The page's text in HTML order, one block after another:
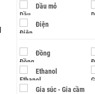
Dầu mỏ
Điện
Đồng
Ethanol
Gia súc - Gia cầm